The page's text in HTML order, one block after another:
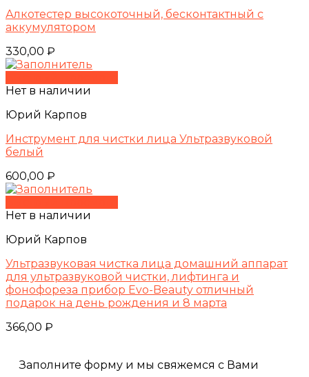
Алкотестер высокоточный, бесконтактный с
аккумулятором
330,00 ₽
Нет в наличии
Юрий Карпов
Инструмент для чистки лица Ультразвуковой
белый
600,00 ₽
Нет в наличии
Юрий Карпов
Ультразвуковая чистка лица домашний аппарат
для ультразвуковой чистки, лифтинга и
фонофореза прибор Evo-Beauty отличный
подарок на день рождения и 8 марта
366,00 ₽
Заполните форму и мы свяжемся с Вами